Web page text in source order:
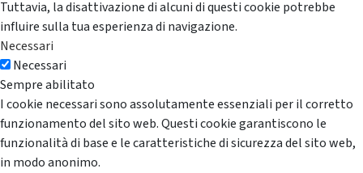
Tuttavia, la disattivazione di alcuni di questi cookie potrebbe
influire sulla tua esperienza di navigazione.
Necessari
Necessari
Sempre abilitato
I cookie necessari sono assolutamente essenziali per il corretto
funzionamento del sito web. Questi cookie garantiscono le
funzionalità di base e le caratteristiche di sicurezza del sito web,
in modo anonimo.